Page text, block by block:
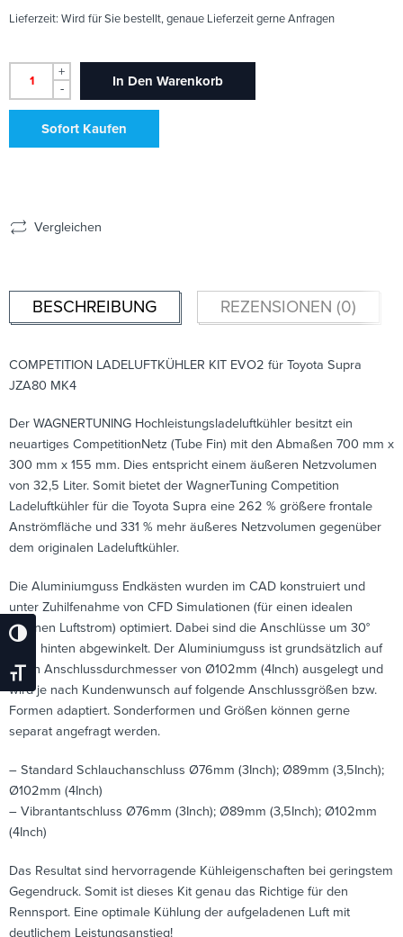
Umschalten Auf Hohe Kontraste
Schrift Vergrößern
Lieferzeit: Wird für Sie bestellt, genaue Lieferzeit gerne Anfragen
+
-
In Den Warenkorb
Sofort Kaufen
Vergleichen
BESCHREIBUNG REZENSIONEN (0)
COMPETITION LADELUFTKÜHLER KIT EVO2 für Toyota Supra
JZA80 MK4
Der WAGNERTUNING Hochleistungsladeluftkühler besitzt ein
neuartiges CompetitionNetz (Tube Fin) mit den Abmaßen 700 mm x
300 mm x 155 mm. Dies entspricht einem äußeren Netzvolumen
von 32,5 Liter. Somit bietet der WagnerTuning Competition
Ladeluftkühler für die Toyota Supra eine 262 % größere frontale
Anströmfläche und 331 % mehr äußeres Netzvolumen gegenüber
dem originalen Ladeluftkühler.
Die Aluminiumguss Endkästen wurden im CAD konstruiert und
unter Zuhilfenahme von CFD Simulationen (für einen idealen
internen Luftstrom) optimiert. Dabei sind die Anschlüsse um 30°
nach hinten abgewinkelt. Der Aluminiumguss ist grundsätzlich auf
einen Anschlussdurchmesser von Ø102mm (4Inch) ausgelegt und
wird je nach Kundenwunsch auf folgende Anschlussgrößen bzw.
Formen adaptiert. Sonderformen und Größen können gerne
separat angefragt werden.
– Standard Schlauchanschluss Ø76mm (3Inch); Ø89mm (3,5Inch);
Ø102mm (4Inch)
– Vibrantantschluss Ø76mm (3Inch); Ø89mm (3,5Inch); Ø102mm
(4Inch)
Das Resultat sind hervorragende Kühleigenschaften bei geringstem
Gegendruck. Somit ist dieses Kit genau das Richtige für den
Rennsport. Eine optimale Kühlung der aufgeladenen Luft mit
deutlichem Leistungsanstieg!